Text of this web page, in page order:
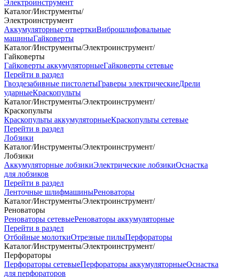
Электроинструмент
Каталог/Инструменты/
Электроинструмент
Аккумуляторные отверткиВиброшлифовальные
машиныГайковерты
Каталог/Инструменты/Электроинструмент/
Гайковерты
Гайковерты аккумуляторныеГайковерты сетевые
Перейти в раздел
Гвоздезабивные пистолетыГраверы электрическиеДрели
ударныеКраскопульты
Каталог/Инструменты/Электроинструмент/
Краскопульты
Краскопульты аккумуляторныеКраскопульты сетевые
Перейти в раздел
Лобзики
Каталог/Инструменты/Электроинструмент/
Лобзики
Аккумуляторные лобзикиЭлектрические лобзикиОснастка
для лобзиков
Перейти в раздел
Ленточные шлифмашиныРеноваторы
Каталог/Инструменты/Электроинструмент/
Реноваторы
Реноваторы сетевыеРеноваторы аккумуляторные
Перейти в раздел
Отбойные молоткиОтрезные пилыПерфораторы
Каталог/Инструменты/Электроинструмент/
Перфораторы
Перфораторы сетевыеПерфораторы аккумуляторныеОснастка
для перфораторов